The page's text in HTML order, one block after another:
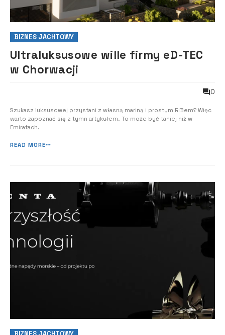
BIZNES JACHTOWY
Ultraluksusowe wille firmy eD-TEC
w Chorwacji
0
Szukasz luksusowej przystani z własną mariną i prostym RIBem? Więc
warto zapoznać się z tymn artykułem. To może być taniej niż w
Emiratach.
READ MORE